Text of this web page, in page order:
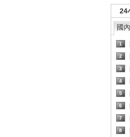
24
國內
1
2
3
4
5
6
7
8